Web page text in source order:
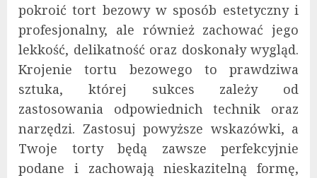
pokroić tort bezowy w sposób estetyczny i
profesjonalny, ale również zachować jego
lekkość, delikatność oraz doskonały wygląd.
Krojenie tortu bezowego to prawdziwa
sztuka, której sukces zależy od
zastosowania odpowiednich technik oraz
narzędzi. Zastosuj powyższe wskazówki, a
Twoje torty będą zawsze perfekcyjnie
podane i zachowają nieskazitelną formę,